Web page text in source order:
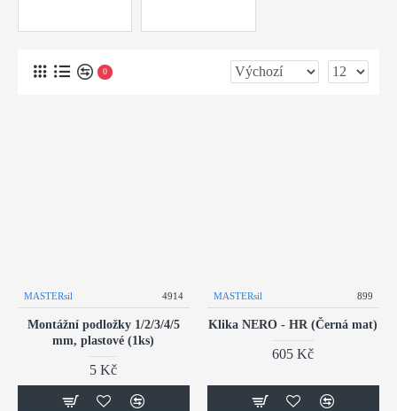
0
MASTERsil 4914
Montážní podložky 1/2/3/4/5
mm, plastové (1ks)
5 Kč
MASTERsil 899
Klika NERO - HR (Černá mat)
605 Kč